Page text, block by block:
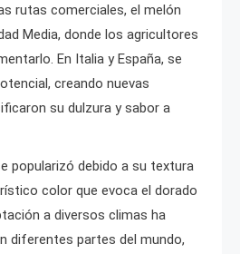
rutas comerciales, el melón
Media, donde los agricultores
En Italia y España, se
creando nuevas
su dulzura y sabor a
popularizó debido a su textura
color que evoca el dorado
a diversos climas ha
diferentes partes del mundo,